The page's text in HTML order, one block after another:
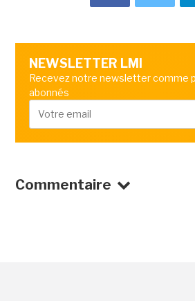
NEWSLETTER LMI
Recevez notre newsletter comme
abonnés
Commentaire